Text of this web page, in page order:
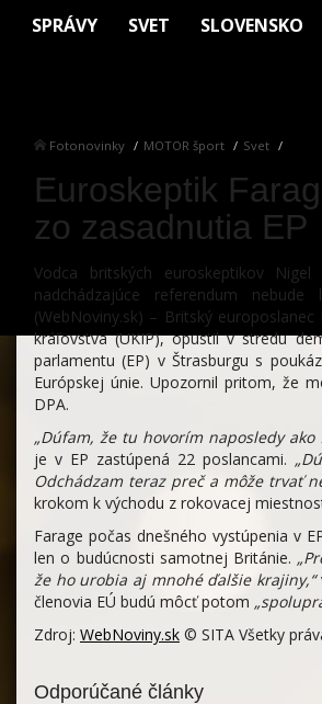
SPRÁVY SVET SLOVENSKO
Fotonovinky MOTOR šport Svet
Euroskeptik
zo zasadnutia EP
Vodca britských euroskeptikov
nadchádzajúce referendum
(WebNoviny.sk) – Britský
kráľovstva (UKIP), opustil v stredu
parlamentu (EP) v Štrasburgu s
Európskej únie. Upozornil pritom, že
DPA.
„Dúfam, že tu hovorím naposledy ako
je v EP zastúpená 22 poslancami.
Odchádzam teraz preč a môže trvať
krokom k východu z rokovacej
Farage počas dnešného vystúpenia v
len o budúcnosti samotnej Británie.
že ho urobia aj mnohé ďalšie krajiny,“
členovia EÚ budú môcť potom
Zdroj: WebNoviny.sk © SITA Všetky
Odporúčané články